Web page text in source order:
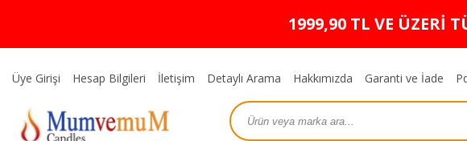
1999,90 TL VE ÜZERİ
Üye Girişi Hesap Bilgileri İletişim Detaylı Arama Hakkımızda Garanti ve İade